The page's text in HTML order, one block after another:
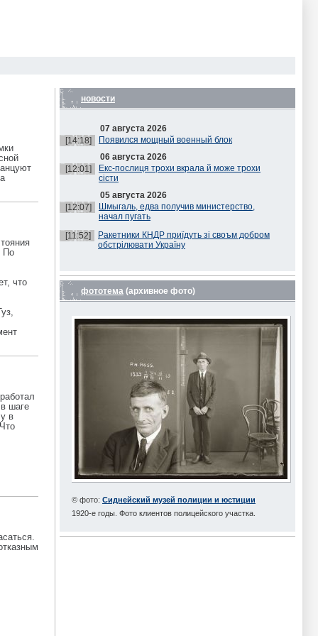
По
что
шаге
в
новости
07 августа 2026
[14:18]
Появился мощный военный блок
06 августа 2026
[12:01]
Екс-послиця трохи вкрала й може трохи
сісти
05 августа 2026
[12:07]
Шмыгаль, едва получив министерство,
начал пугать
[11:52]
Ракетники КНДР приїдуть зі своъм добром
обстрілювати Україну
фототема (архивное фото)
© фото: Сиднейский музей полиции и юстиции
1920-е годы. Фото клиентов полицейского участка.